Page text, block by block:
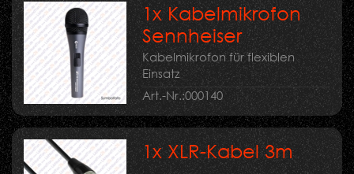
1x Kabelmikrofon
Sennheiser
Kabelmikrofon für flexiblen
Einsatz
Art.-Nr.:000140
1x XLR-Kabel 3m